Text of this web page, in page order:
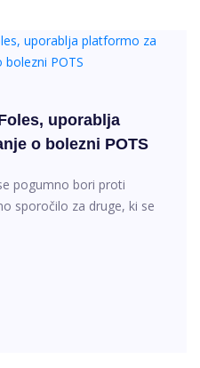
uporablja
o bolezni POTS
pogumno bori proti
sporočilo za druge, ki se